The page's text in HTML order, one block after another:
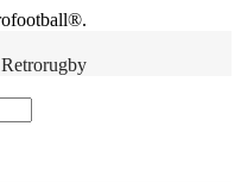
Retrorugby